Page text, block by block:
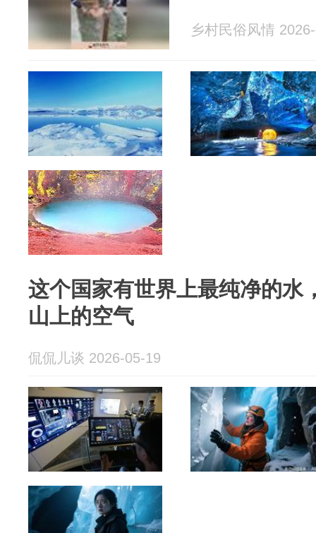
乡村民俗风情
这个国家有世界上最纯净的水
山上的空气
侃侃儿谈 2026-05-19